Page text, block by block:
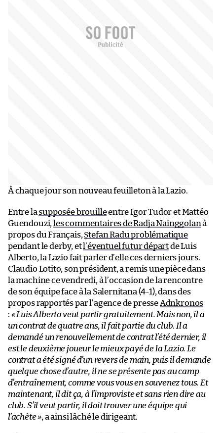
À chaque jour son nouveau feuilleton à la Lazio.
Entre la supposée brouilleentre Igor Tudor et Mattéo
Guendouzi, les commentaires de Radja Nainggolanà
propos du Français, Ștefan Radu problématique
pendant le derby, etl’éventuel futur départde Luis
Alberto, la Lazio fait parler d’elle ces derniers jours.
Claudio Lotito, son président, a remis une pièce dans
la machine ce vendredi, à l’occasion de la rencontre
de son équipe face à la Salernitana (4-1), dans des
propos rapportés par l’agence de presseAdnkronos
: « Luis Alberto veut partir gratuitement. Mais non, il a
un contrat de quatre ans, il fait partie du club. Il a
demandé un renouvellement de contrat l’été dernier, il
est le deuxième joueur le mieux payé de la Lazio. Le
contrat a été signé d’un revers de main, puis il demande
quelque chose d’autre, il ne se présente pas au camp
d’entraînement, comme vous vous en souvenez tous. Et
maintenant, il dit ça, à l’improviste et sans rien dire au
club. S’il veut partir, il doit trouver une équipe qui
l’achète», a ainsi lâché le dirigeant.